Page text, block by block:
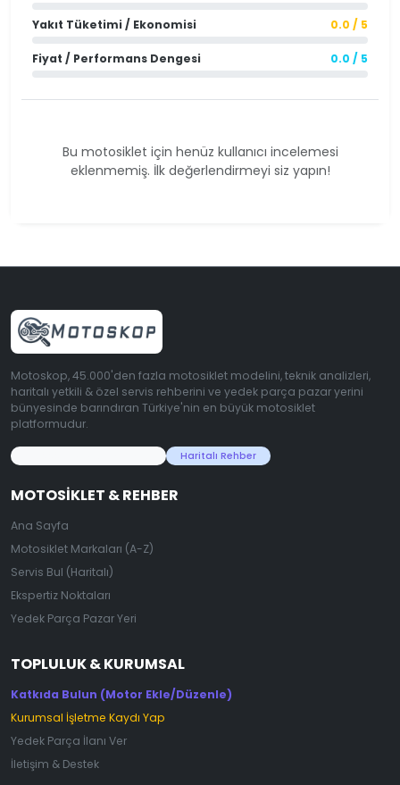
Yakıt Tüketimi / Ekonomisi 0.0 / 5
Fiyat / Performans Dengesi 0.0 / 5
Bu motosiklet için henüz kullanıcı incelemesi
eklenmemiş. İlk değerlendirmeyi siz yapın!
Motoskop, 45.000'den fazla motosiklet modelini, teknik analizleri,
haritalı yetkili & özel servis rehberini ve yedek parça pazar yerini
bünyesinde barındıran Türkiye'nin en büyük motosiklet
platformudur.
Haritalı Rehber
MOTOSIKLET & REHBER
Ana Sayfa
Motosiklet Markaları (A-Z)
Servis Bul (Haritalı)
Ekspertiz Noktaları
Yedek Parça Pazar Yeri
TOPLULUK & KURUMSAL
Katkıda Bulun (Motor Ekle/Düzenle)
Kurumsal İşletme Kaydı Yap
Yedek Parça İlanı Ver
İletişim & Destek